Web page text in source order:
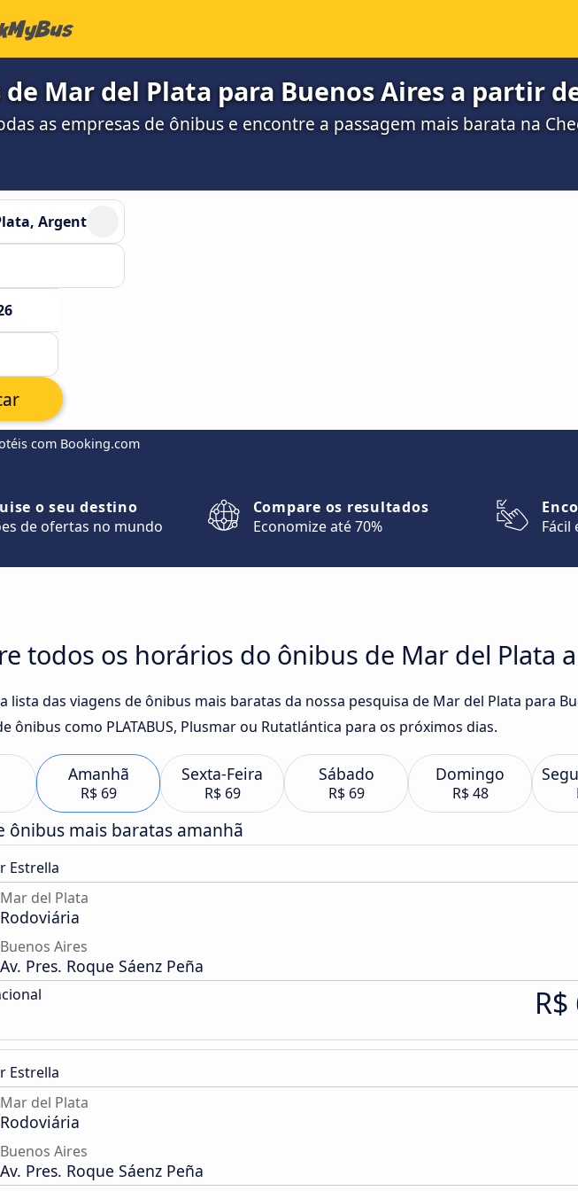
Mar del Plata para Buenos Aires a partir
as empresas de ônibus e encontre a passagem mais barata na
com Booking.com
o seu destino
de ofertas no mundo
Compare os resultados
Economize até 70%
Fácil
todos os horários do ônibus de Mar del Plata
lista das viagens de ônibus mais baratas da nossa pesquisa de Mar del Plata para
ônibus como PLATABUS, Plusmar ou Rutatlántica para os próximos dias.
Amanhã
R$ 69
Sexta-Feira
R$ 69
Sábado
R$ 69
Domingo
R$ 48
ônibus mais baratas amanhã
Estrella
Mar del Plata
Rodoviária
Buenos Aires
Av. Pres. Roque Sáenz Peña
R$
Estrella
Mar del Plata
Rodoviária
Buenos Aires
Av. Pres. Roque Sáenz Peña